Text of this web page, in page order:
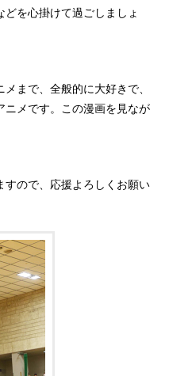
を心掛けて過ごしましょ
まで、全般的に大好きで、
ニメです。この漫画を見なが
すので、応援よろしくお願い